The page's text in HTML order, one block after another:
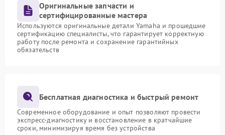
Оригинальные запчасти и
сертифицированные мастера
Используются оригинальные детали Yamaha и прошедшие
сертификацию специалисты, что гарантирует корректную
работу после ремонта и сохранение гарантийных
обязательств
Бесплатная диагностика и быстрый ремонт
Современное оборудование и опыт позволяют провести
экспресс-диагностику и восстановление в кратчайшие
сроки, минимизируя время без устройства